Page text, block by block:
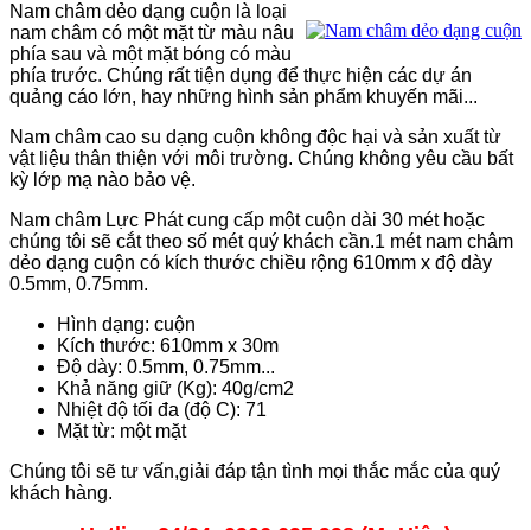
Nam châm dẻo dạng cuộn là loại
nam châm có một mặt từ màu nâu
phía sau và một mặt bóng có màu
phía trước. Chúng rất tiện dụng để thực hiện các dự án
quảng cáo lớn, hay những hình sản phẩm khuyến mãi...
Nam châm cao su dạng cuộn không độc hại và sản xuất từ
vật liệu thân thiện với môi trường. Chúng không yêu cầu bất
kỳ lớp mạ nào bảo vệ.
Nam châm Lực Phát cung cấp một cuộn dài 30 mét hoặc
chúng tôi sẽ cắt theo số mét quý khách cần.1 mét nam châm
dẻo dạng cuộn có kích thước chiều rộng 610mm x độ dày
0.5mm, 0.75mm.
Hình dạng: cuộn
Kích thước: 610mm x 30m
Độ dày: 0.5mm, 0.75mm...
Khả năng giữ (Kg): 40g/cm2
Nhiệt độ tối đa (độ C): 71
Mặt từ: một mặt
Chúng tôi sẽ tư vấn,giải đáp tận tình mọi thắc mắc của quý
khách hàng.